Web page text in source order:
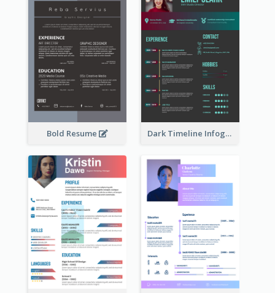
Bold Resume Dark Timeline Infographic Resume